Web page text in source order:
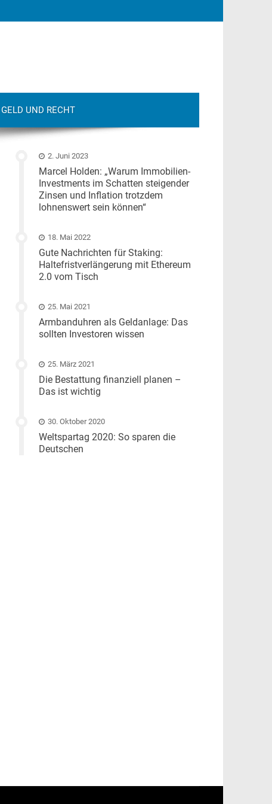
GELD UND RECHT
2. Juni 2023
Marcel Holden: „Warum Immobilien-
Investments im Schatten steigender
Zinsen und Inflation trotzdem
lohnenswert sein können“
18. Mai 2022
Gute Nachrichten für Staking:
Haltefristverlängerung mit Ethereum
2.0 vom Tisch
25. Mai 2021
Armbanduhren als Geldanlage: Das
sollten Investoren wissen
25. März 2021
Die Bestattung finanziell planen –
Das ist wichtig
30. Oktober 2020
Weltspartag 2020: So sparen die
Deutschen